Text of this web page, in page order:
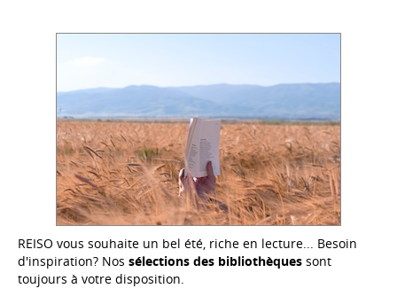
REISO vous souhaite un bel été, riche en lecture... Besoin
d'inspiration? Nos sélections des bibliothèques sont
toujours à votre disposition.